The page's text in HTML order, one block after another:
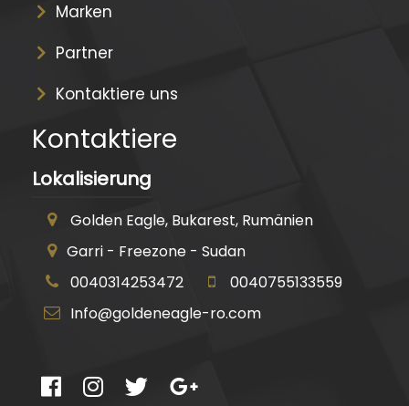
Marken
Partner
Kontaktiere uns
Kontaktiere
Lokalisierung
Golden Eagle, Bukarest, Rumänien
Garri - Freezone - Sudan
0040314253472
0040755133559
Info@goldeneagle-ro.com